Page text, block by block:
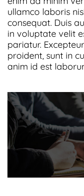
ullamco laboris
consequat. Duis
in voluptate velit
pariatur.
proident, sunt in
anim id est